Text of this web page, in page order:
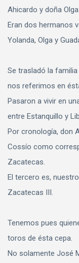
Ahicardo y doña
Eran dos hermanos
Yolanda, Olga y
Se trasladó la
nos referimos en
Pasaron a vivir en
entre Estanquillo y
Por cronología, don
Cossío como
Zacatecas.
El tercero es,
Zacatecas III.
Tenemos pues
toros de ésta cepa.
No solamente José